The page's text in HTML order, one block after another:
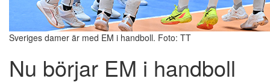
Sveriges damer är med EM i handboll. Foto: TT
Nu börjar EM i handboll